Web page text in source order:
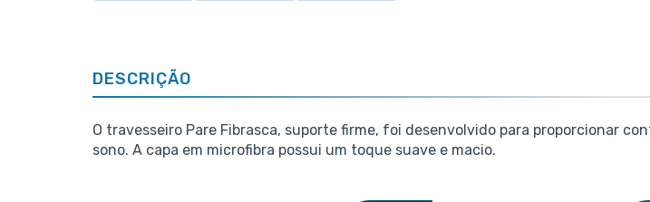
DESCRIÇÃO
O travesseiro Pare Fibrasca, suporte firme, foi desenvolvido para proporcionar
sono. A capa em microfibra possui um toque suave e macio.